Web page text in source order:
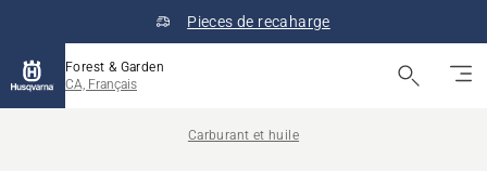
Pieces de recaharge
Forest & Garden
CA, Français
Carburant et huile